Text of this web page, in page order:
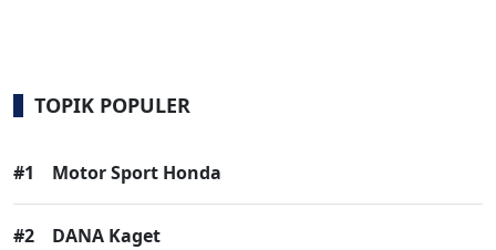
TOPIK POPULER
#1 Motor Sport Honda
#2 DANA Kaget